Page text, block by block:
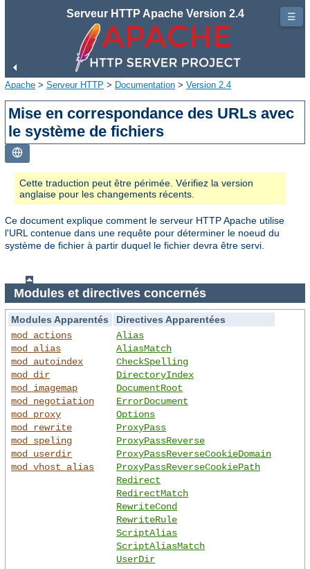
Serveur HTTP Apache Version 2.4
Apache > Serveur HTTP > Documentation > Version 2.4
Mise en correspondance des URLs avec
le système de fichiers
Cette traduction peut être périmée. Vérifiez la version
anglaise pour les changements récents.
Ce document explique comment le serveur HTTP Apache utilise
l'URL contenue dans une requête pour déterminer le noeud du
système de fichier à partir duquel le fichier devra être servi.
Modules et directives concernés
Modules Apparentés
Directives Apparentées
mod_actions
mod_alias
mod_autoindex
mod_dir
mod_imagemap
mod_negotiation
mod_proxy
mod_rewrite
mod_speling
mod_userdir
mod_vhost_alias
Alias
AliasMatch
CheckSpelling
DirectoryIndex
DocumentRoot
ErrorDocument
Options
ProxyPass
ProxyPassReverse
ProxyPassReverseCookieDomain
ProxyPassReverseCookiePath
Redirect
RedirectMatch
RewriteCond
RewriteRule
ScriptAlias
ScriptAliasMatch
UserDir
☰